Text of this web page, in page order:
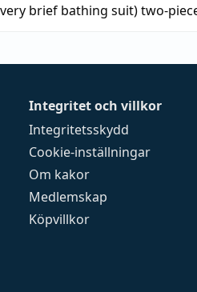
brief bathing suit)two-
Integritet och villkor
Integritetsskydd
Cookie-inställningar
Om kakor
Medlemskap
Köpvillkor